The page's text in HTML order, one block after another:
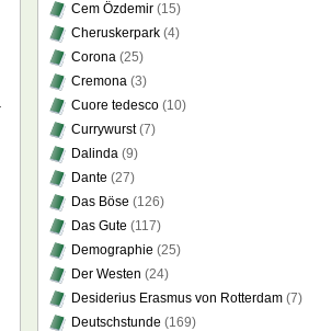
Cem Özdemir (15)
Cheruskerpark (4)
Corona (25)
Cremona (3)
Cuore tedesco (10)
Currywurst(7)
Dalinda (9)
Dante (27)
Das Böse (126)
Das Gute (117)
Demographie (25)
Der Westen (24)
Desiderius Erasmus von Rotterdam (7)
Deutschstunde (169)